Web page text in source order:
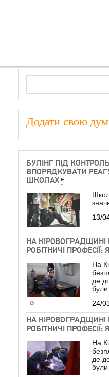
Search
Додати свою
БУЛІНГ ПІД
ВПОРЯДКУВАТИ
ШКОЛАХ
13/
НА
РОБІТНИЧІ
На
де
були
24/
НА
РОБІТНИЧІ
На
де
були